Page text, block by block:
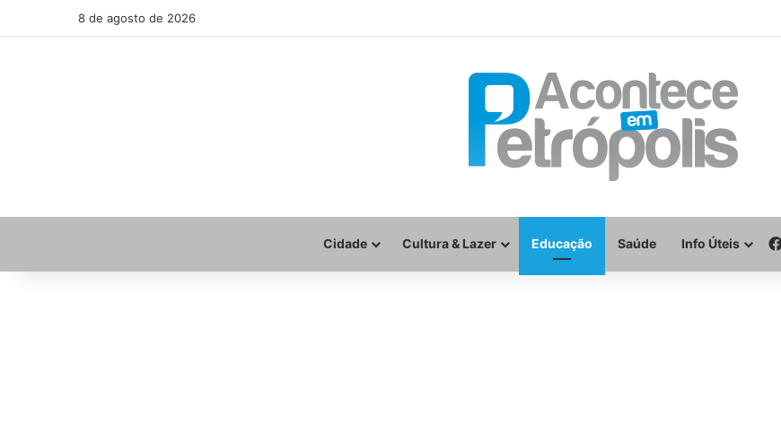
8 de agosto de 2026
Cidade Cultura & Lazer Educação Saúde Info Úteis